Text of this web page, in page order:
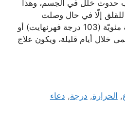
حدوث خلل في الجسم، وهذا
للقلق إلّا في حال وصلت
الحرارة إلى 39.4 درجة مئويّة (103 درجة فهرنهايت) أو
خلال أيام قليلة، ويكون علاج
, الحرارة, درجة, دعاء